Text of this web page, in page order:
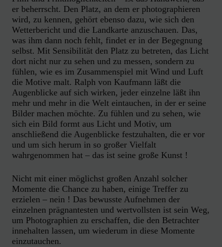
er beherrscht. Den Platz, an dem er photographieren
wird, zu kennen, gehört ebenso dazu, wie sich den
Wetterbericht und die Landkarte anzuschauen. Das,
was ihm dann noch fehlt, findet er in der Begegnung
selbst. Mit Sensibilität den Platz zu betreten, das Licht
dort nicht nur zu sehen und zu messen, sondern zu
fühlen, wie es im Zusammenspiel mit Wind und Luft
die Motive malt. Ralph von Kaufmann läßt die
Augenblicke auf sich wirken, jeder einzelne läßt ihn
mehr und mehr in die Welt eintauchen, in der er seine
Bilder machen möchte. Zu fühlen und zu sehen, wie
sich ein Bild formt aus Licht und Motiv, um
anschließend die Augenblicke festzuhalten, die er vor
und um sich herum in so großer Vielfalt
wahrgenommen hat – das ist seine große Kunst !
Nicht mit einer möglichst großen Anzahl solcher
Momente die Chance zu haben, einige Treffer zu
erzielen – nein ! Das bewusste Aufnehmen der
einzelnen prägnantesten und wertvollsten ist sein Weg,
um Photographien zu erschaffen, die den Betrachter
innehalten lassen, um wiederum in diese Momente
einzutauchen.